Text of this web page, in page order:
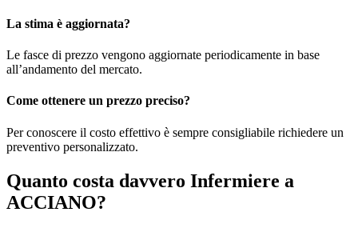
La stima è aggiornata?
Le fasce di prezzo vengono aggiornate periodicamente in base
all’andamento del mercato.
Come ottenere un prezzo preciso?
Per conoscere il costo effettivo è sempre consigliabile richiedere un
preventivo personalizzato.
Quanto costa davvero Infermiere a
ACCIANO?